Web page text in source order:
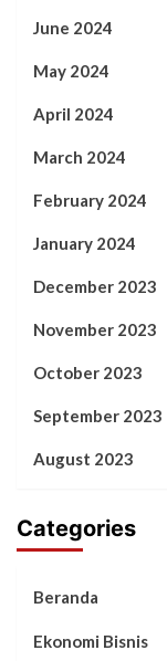
June 2024
May 2024
April 2024
March 2024
February 2024
January 2024
December 2023
November 2023
October 2023
September 2023
August 2023
Categories
Beranda
Ekonomi Bisnis